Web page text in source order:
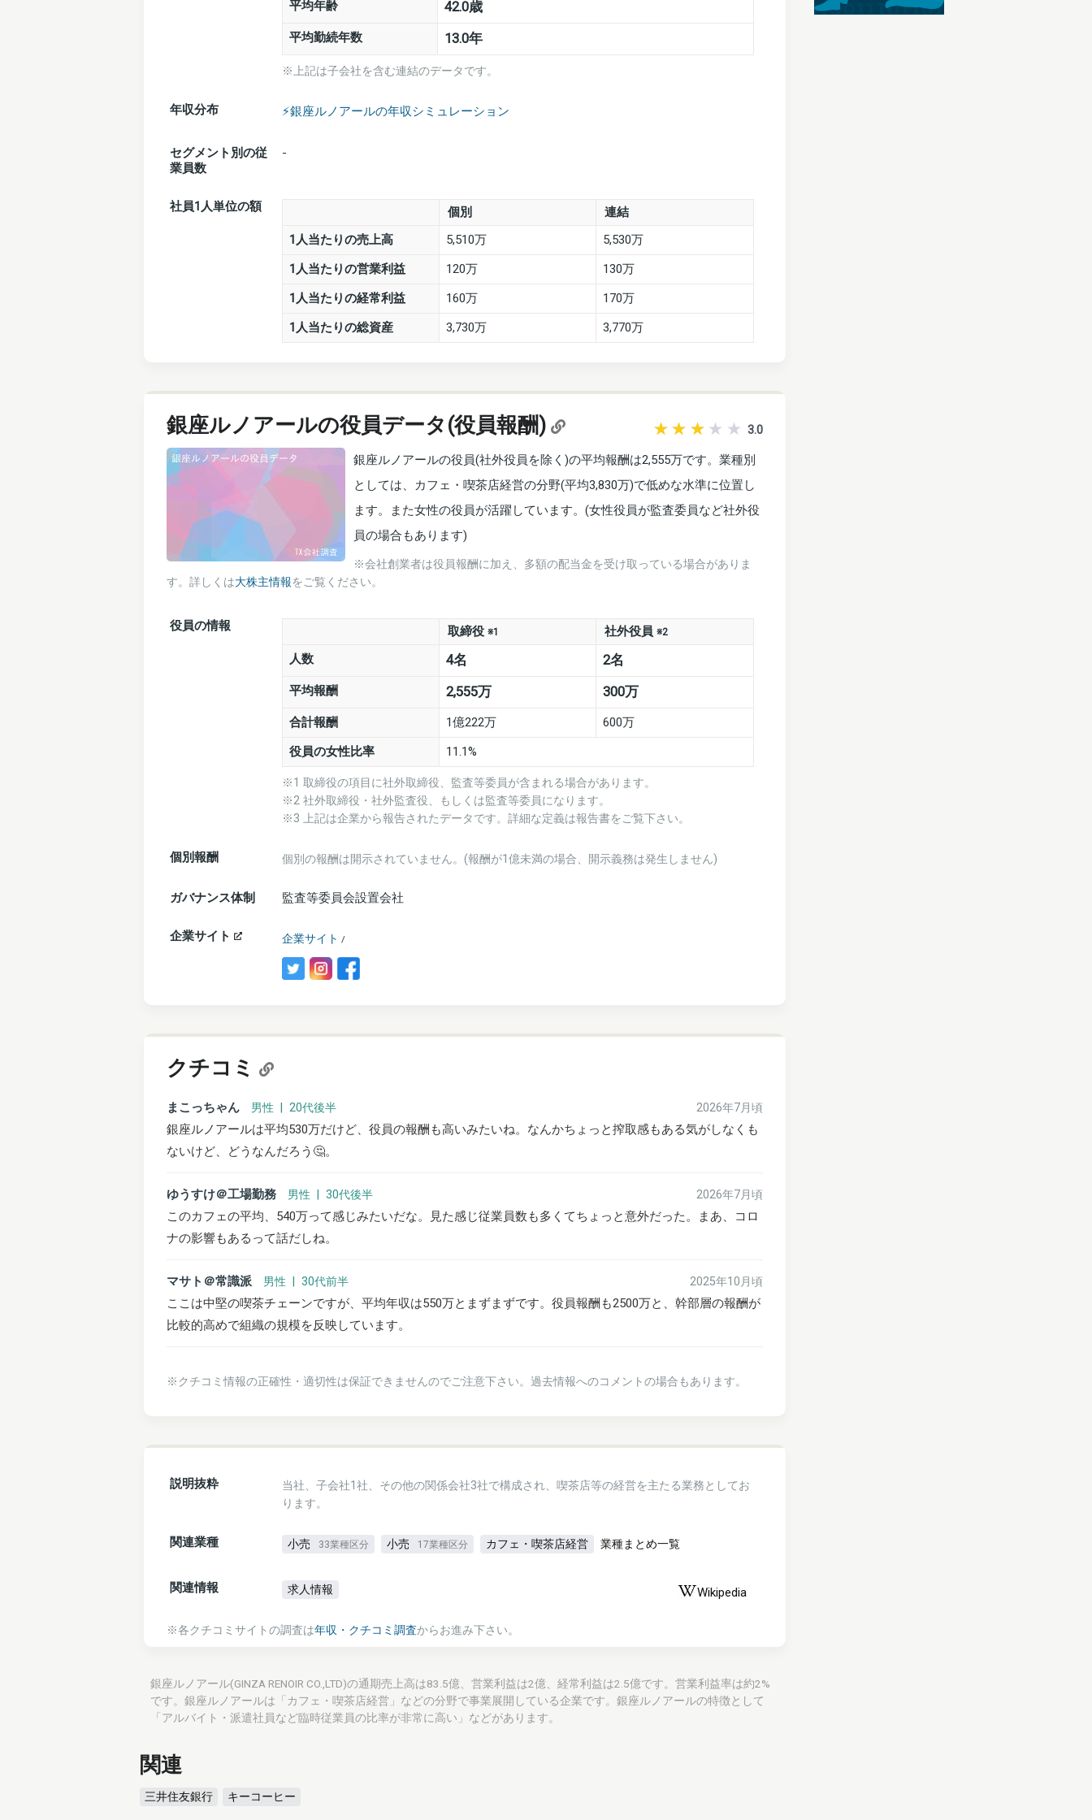
平均年齢 42.0歳
平均勤続年数 13.0年
※上記は子会社を含む連結のデータです。
年収分布 ⚡️銀座ルノアールの年収シミュレーション
セグメント別の従
業員数
-
社員1人単位の額 個別
連結
1人当たりの売上高
5,510万
5,530万
1人当たりの営業利益
120万
130万
1人当たりの経常利益
160万
170万
1人当たりの総資産
3,730万 3,770万
銀座ルノアールの役員データ(役員報酬) 3.0
銀座ルノアールの役員(社外役員を除く)の平均報酬は2,555万です。業種別
としては、カフェ・喫茶店経営の分野(平均3,830万)で低めな水準に位置し
ます。また女性の役員が活躍しています。(女性役員が監査委員など社外役
員の場合もあります)
※会社創業者は役員報酬に加え、多額の配当金を受け取っている場合がありま
す。詳しくは大株主情報をご覧ください。
役員の情報 取締役※1 社外役員※2
人数 4名 2名
平均報酬 2,555万 300万
合計報酬 1億222万
600万
役員の女性比率
11.1%
※1 取締役の項目に社外取締役、監査等委員が含まれる場合があります。
※2 社外取締役・社外監査役、もしくは監査等委員になります。
※3 上記は企業から報告されたデータです。詳細な定義は報告書をご覧下さい。
個別報酬 個別の報酬は開示されていません。(報酬が1億未満の場合、開示義務は発生しません)
ガバナンス体制 監査等委員会設置会社
企業サイト 企業サイト /
クチコミ
まこっちゃん 男性 | 20代後半 2026年7月頃
銀座ルノアールは平均530万だけど、役員の報酬も高いみたいね。なんかちょっと搾取感もある気がしなくも
ないけど、どうなんだろう🤔。
ゆうすけ＠工場勤務 男性 | 30代後半 2026年7月頃
このカフェの平均、540万って感じみたいだな。見た感じ従業員数も多くてちょっと意外だった。まあ、コロ
ナの影響もあるって話だしね。
マサト＠常識派 男性 | 30代前半 2025年10月頃
ここは中堅の喫茶チェーンですが、平均年収は550万とまずまずです。役員報酬も2500万と、幹部層の報酬が
比較的高めで組織の規模を反映しています。
※クチコミ情報の正確性・適切性は保証できませんのでご注意下さい。過去情報へのコメントの場合もあります。
説明抜粋
当社、子会社1社、その他の関係会社3社で構成され、喫茶店等の経営を主たる業務としてお
ります。
関連業種 小売 33業種区分 小売 17業種区分 カフェ・喫茶店経営 業種まとめ一覧
関連情報 求人情報 Wikipedia
※各クチコミサイトの調査は年収・クチコミ調査からお進み下さい。
銀座ルノアール(GINZA RENOIR CO.,LTD)の通期売上高は83.5億、営業利益は2億、経常利益は2.5億です。営業利益率は約2%
です。銀座ルノアールは「カフェ・喫茶店経営」などの分野で事業展開している企業です。銀座ルノアールの特徴として
「アルバイト・派遣社員など臨時従業員の比率が非常に高い」などがあります。
関連
三井住友銀行 キーコーヒー